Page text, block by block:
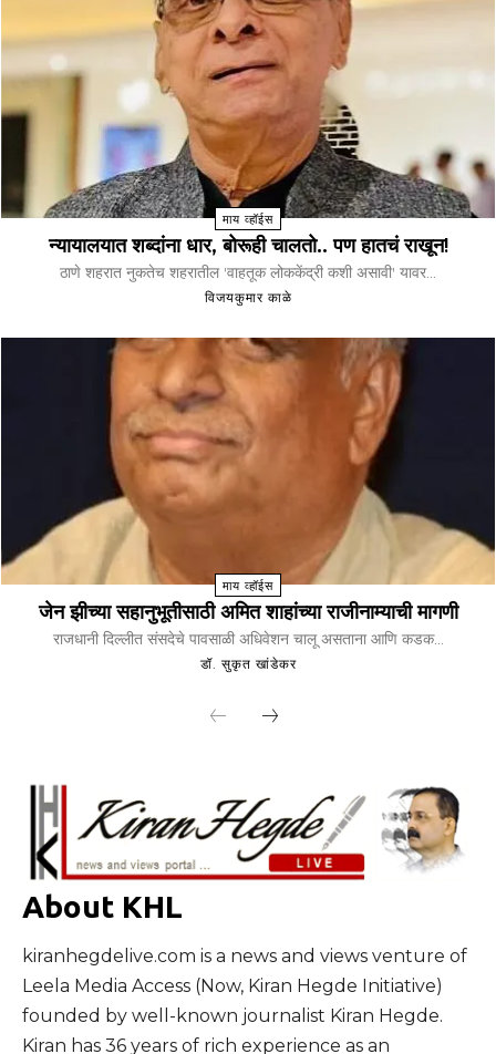
माय व्हॉईस
न्यायालयात शब्दांना धार, बोरूही चालतो.. पण हातचं राखून!
ठाणे शहरात नुकतेच शहरातील 'वाहतूक लोककेंद्री कशी असावी' यावर...
विजयकुमार काळे
माय व्हॉईस
जेन झीच्या सहानुभूतीसाठी अमित शाहांच्या राजीनाम्याची मागणी
राजधानी दिल्लीत संसदेचे पावसाळी अधिवेशन चालू असताना आणि कडक...
डॉ. सुकृत खांडेकर
About KHL
kiranhegdelive.com is a news and views venture of
Leela Media Access (Now, Kiran Hegde Initiative)
founded by well-known journalist Kiran Hegde.
Kiran has 36 years of rich experience as an